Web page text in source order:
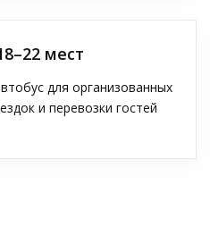
мест
для организованных
и перевозки гостей